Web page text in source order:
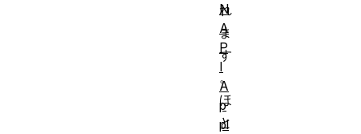
れ
ま
す
。
ほ
と
N
A
P
I
A
p
pl